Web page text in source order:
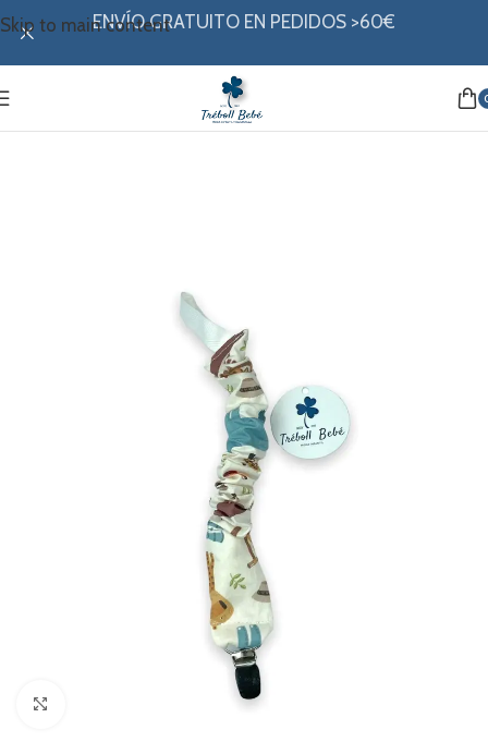
Skip to main contentENVÍO GRATUITO EN PEDIDOS >60€
Porta biberón y chupete